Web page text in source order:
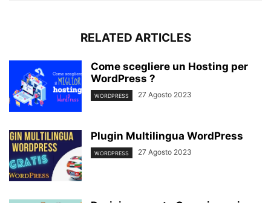
RELATED ARTICLES
Come scegliere un Hosting per
WordPress ?
WORDPRESS 27 Agosto 2023
Plugin Multilingua WordPress
WORDPRESS 27 Agosto 2023